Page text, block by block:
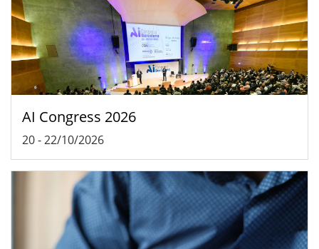
AI Congress 2026
20-22/10/2026